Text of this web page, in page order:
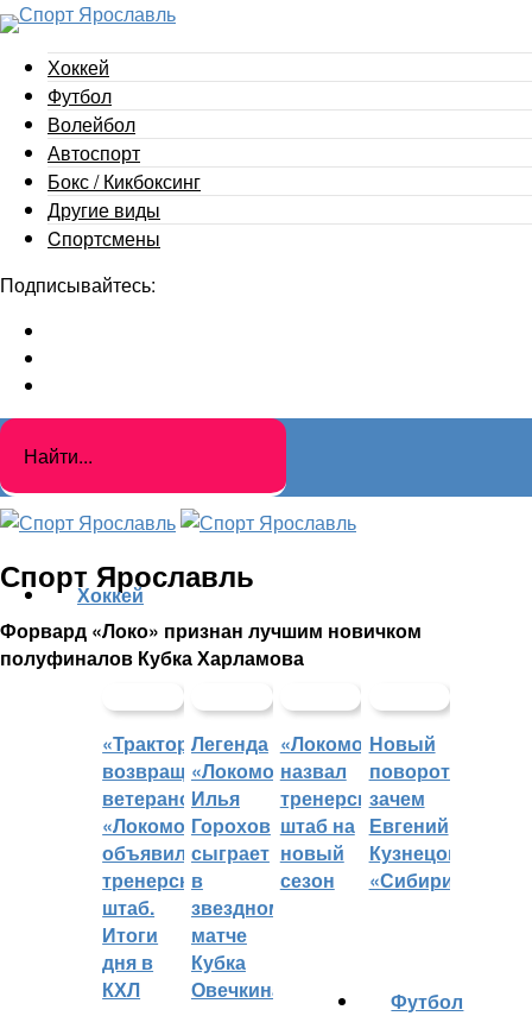
Хоккей
Футбол
Волейбол
Автоспорт
Бокс / Кикбоксинг
Другие виды
Cпортсмены
Подписывайтесь:
Спорт Ярославль
Форвард «Локо» признан лучшим новичком
полуфиналов Кубка Харламова
Хоккей
«Трактор»
возвращает
ветеранов,
«Локомотив»
объявил
тренерский
штаб.
Итоги
дня в
КХЛ
Легенда
«Локомотива»
Илья
Горохов
сыграет
в
звездном
матче
Кубка
Овечкина
«Локомотив»
назвал
тренерский
штаб на
новый
сезон
Новый
поворот:
зачем
Евгений
Кузнецов
«Сибири»?
Футбол